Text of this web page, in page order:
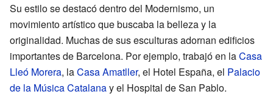
Su estilo se destacó dentro del Modernismo, un
movimiento artístico que buscaba la belleza y la
originalidad. Muchas de sus esculturas adornan edificios
importantes de Barcelona. Por ejemplo, trabajó en laCasa
Lleó Morera, laCasa Amatller, el Hotel España, el Palacio
de la Música Catalanay el Hospital de San Pablo.